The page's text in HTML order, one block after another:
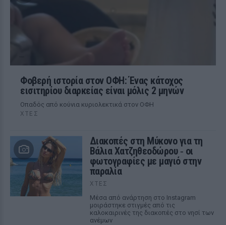
Φοβερή ιστορία στον ΟΦΗ: Ένας κάτοχος
εισιτηρίου διαρκείας είναι μόλις 2 μηνών
Οπαδός από κούνια κυριολεκτικά στον ΟΦΗ
ΧΤΕΣ
Διακοπές στη Μύκονο για τη
Βάλια Χατζηθεοδώρου ‑ οι
φωτογραφίες με μαγιό στην
παραλία
ΧΤΕΣ
Μέσα από ανάρτηση στο Instagram
μοιράστηκε στιγμές από τις
καλοκαιρινές της διακοπές στο νησί των
ανέμων